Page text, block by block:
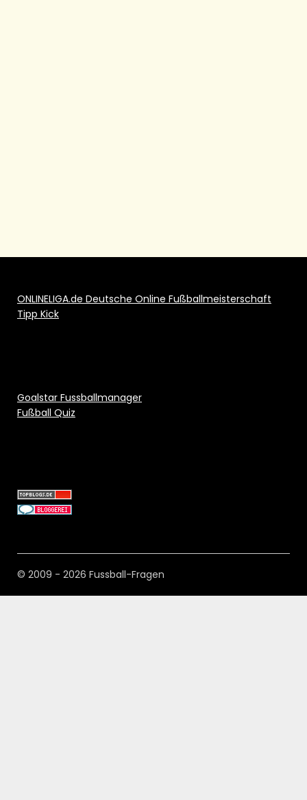
ONLINELIGA.de Deutsche Online Fußballmeisterschaft
Tipp Kick
Goalstar Fussballmanager
Fußball Quiz
© 2009 - 2026 Fussball-Fragen